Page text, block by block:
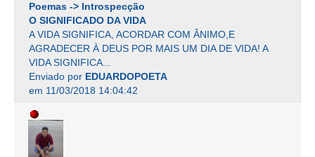
Poemas -> Introspecção
O SIGNIFICADO DA VIDA
A VIDA SIGNIFICA, ACORDAR COM ÂNIMO,E
AGRADECER À DEUS POR MAIS UM DIA DE VIDA! A
VIDA SIGNIFICA...
Enviado por EDUARDOPOETA
em 11/03/2018 14:04:42